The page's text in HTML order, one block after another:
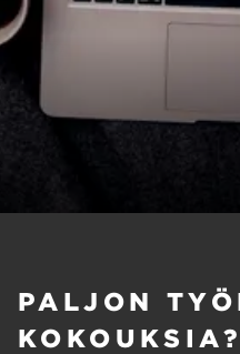
PALJON
KOKOUKSIA?